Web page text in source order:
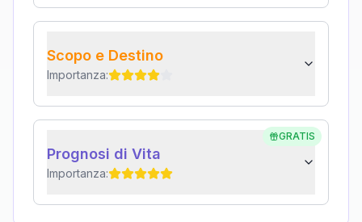
Scopo e Destino
Importanza:
GRATIS
Prognosi di Vita
Importanza: